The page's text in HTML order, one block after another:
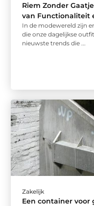
Riem Zonder
van Functionaliteit
In de modewereld zijn
die onze dagelijkse
nieuwste trends die ...
Zakelijk
Een container